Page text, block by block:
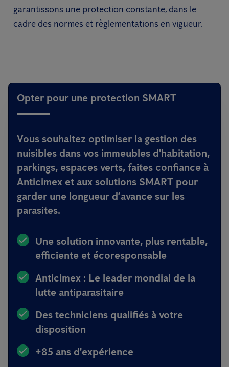
garantissons une protection constante, dans le
cadre des normes et règlementations en vigueur.
Opter pour une protection SMART
Vous souhaitez optimiser la gestion des
nuisibles dans vos immeubles d'habitation,
parkings, espaces verts, faites confiance à
Anticimex et aux solutions SMART pour
garder une longueur d’avance sur les
parasites.
Une solution innovante, plus rentable,
efficiente et écoresponsable
Anticimex : Le leader mondial de la
lutte antiparasitaire
Des techniciens qualifiés à votre
disposition
+85 ans d'expérience